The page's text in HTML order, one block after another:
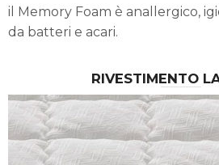
il Memory Foam è anallergico,
da batteri e acari.
RIVESTIMENTO